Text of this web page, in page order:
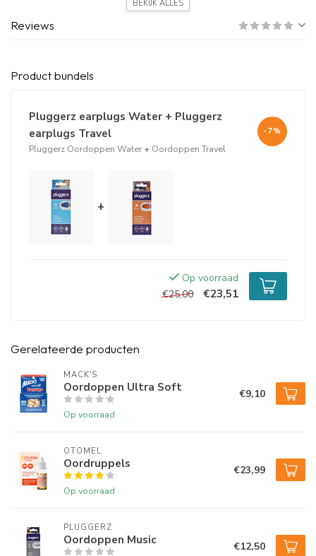
toe last van uw oren tijdens het zwemmen of douchen en wilt u
uw gehoorgang watervrij houden? Dan zijn de Pluggerz earplugs
Water oordoppen een goede keuze. De oordopjes beschermen
Pluggerz earplugs water oordopjes maakt u gemakkelijk schoon
met wat handwarm water en zeep. Laat ze daarna goed
opdrogen aan de lucht. Door alcohol, zuren en afdrogen kunnen
de oordopjes beschadigen.
BEKIJK ALLES
Reviews
Product bundels
Pluggerz earplugs Water + Pluggerz
earplugs Travel
Pluggerz Oordoppen Water + Oordoppen Travel
-7%
+
Op voorraad
€25,00
€23,51
Gerelateerde producten
MACK'S
Oordoppen Ultra Soft
Op voorraad
€9,10
OTOMEL
Oordruppels
Op voorraad
€23,99
PLUGGERZ
Oordoppen Music €12,50